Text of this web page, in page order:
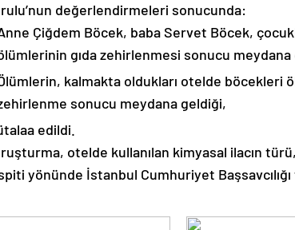
değerlendirmeleri sonucunda:
Çiğdem Böcek, baba Servet Böcek,
gıda zehirlenmesi sonucu
kalmakta oldukları otelde böcekleri
sonucu meydana geldiği,
edildi.
otelde kullanılan kimyasal ilacın
yönünde İstanbul Cumhuriyet